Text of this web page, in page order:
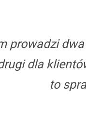
prowadzi
dla
to